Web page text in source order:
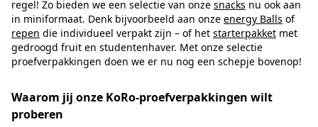
regel! Zo bieden we een selectie van onze snacks nu ook aan
in miniformaat. Denk bijvoorbeeld aan onze energy Balls of
repen die individueel verpakt zijn – of het starterpakket met
gedroogd fruit en studentenhaver. Met onze selectie
proefverpakkingen doen we er nu nog een schepje bovenop!
Waarom jij onze KoRo-proefverpakkingen wilt
proberen